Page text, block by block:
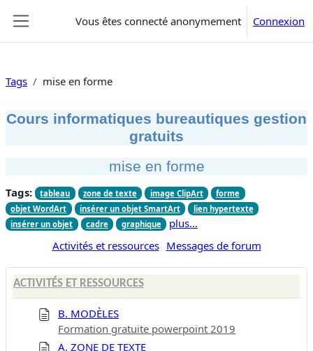
Vous êtes connecté anonymement Connexion
Tags mise en forme
Cours informatiques bureautiques gestion
gratuits
mise en forme
Tags: tableau zone de texte image ClipArt
forme
objet WordArt
insérer un objet SmartArt
lien hypertexte
insérer un objet
cadre graphique
plus…
Activités et ressources Messages de forum
ACTIVITÉS ET RESSOURCES
B. MODÈLES
Formation gratuite powerpoint 2019
A. ZONE DE TEXTE